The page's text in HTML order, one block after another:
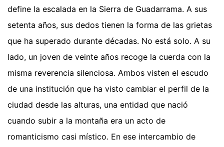
define la escalada en la Sierra de Guadarrama. A sus
setenta años, sus dedos tienen la forma de las grietas
que ha superado durante décadas. No está solo. A su
lado, un joven de veinte años recoge la cuerda con la
misma reverencia silenciosa. Ambos visten el escudo
de una institución que ha visto cambiar el perfil de la
ciudad desde las alturas, una entidad que nació
cuando subir a la montaña era un acto de
romanticismo casi místico. En ese intercambio de